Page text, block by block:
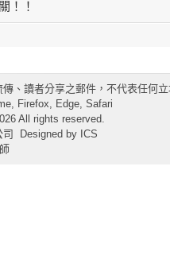
！！
、讀者分享之郵件，不代表任何
Firefox, Edge, Safari
All rights reserved.
Designed by ICS